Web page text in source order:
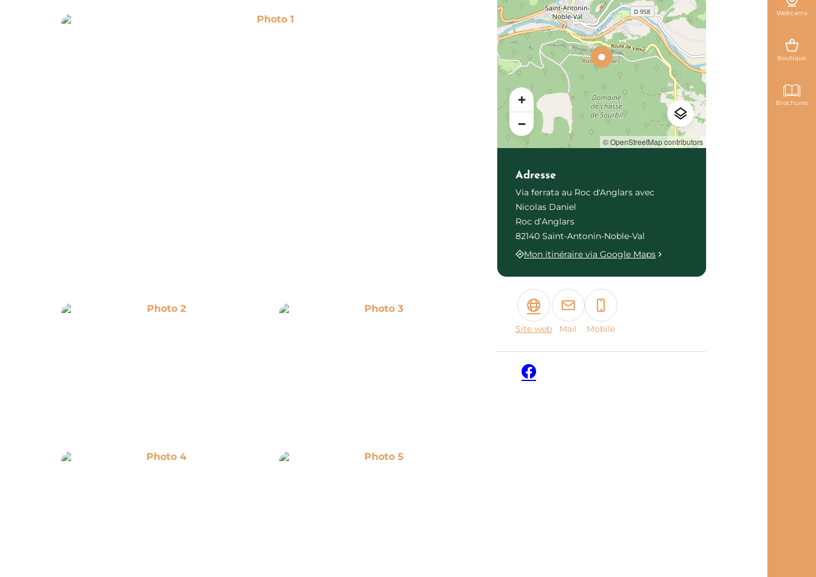
Webcams
Boutique
Brochures
Photo 1
Photo 2 Photo 3
Photo 4 Photo 5
© OpenStreetMap contributors
Adresse
Via ferrata au Roc d'Anglars avec
Nicolas Daniel
Roc d’Anglars
82140 Saint-Antonin-Noble-Val
Mon itinéraire via Google Maps
Site web Mail Mobile
Facebook